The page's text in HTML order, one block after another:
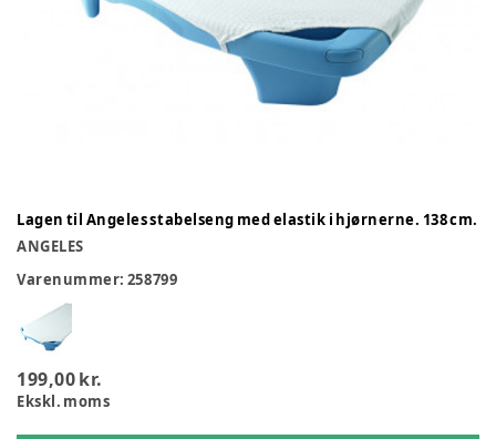
Lagen til Angeles stabelseng med elastik i hjørnerne. 138 cm.
ANGELES
Varenummer: 258799
199,00 kr.
Ekskl. moms